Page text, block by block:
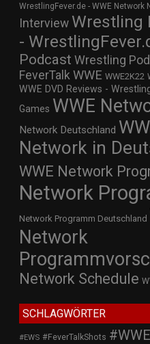
WrestlingFever.de - WWE Network
Interview Wrestling
-
Podcast Wrestling
FeverTalk WWE WWE2K22
WWE DVD Reviews -
Games WWE
Network Deutschland
Network in
WWE Network
Network
Network Programm Deutschland
Network
Network Schedule
SCHLAGWÖRTER
#EWS #FeverTalkShots